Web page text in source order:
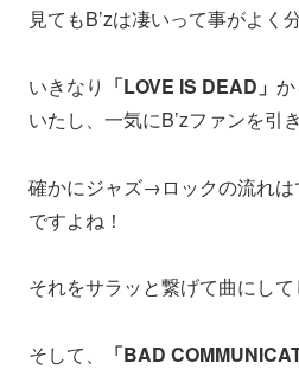
見てもB’zは凄いって事がよく
いきなり 「LOVE IS DEAD」
いたし、一気にB’zファンを引
確かにジャズ→ロックの流れ
ですよね！
それをサラッと繋げて曲にして
そして、 「BAD